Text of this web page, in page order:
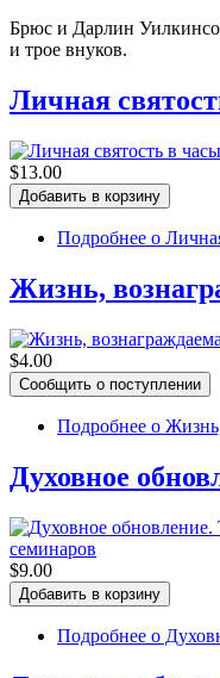
Брюс и Дарлин
и трое внуков.
Личная
$13.00
Подробнее о
Жизнь,
$4.00
Подробнее о
Духовное
$9.00
Подробнее о